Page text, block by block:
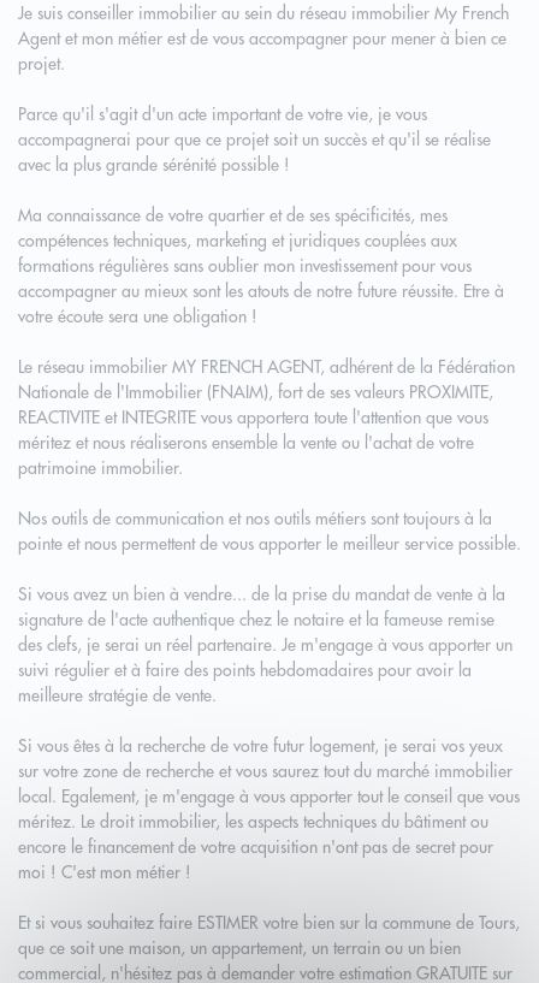
Je suis conseiller immobilier au sein du réseau immobilier My French
Agent et mon métier est de vous accompagner pour mener à bien ce
projet.
Parce qu'il s'agit d'un acte important de votre vie, je vous
accompagnerai pour que ce projet soit un succès et qu'il se réalise
avec la plus grande sérénité possible !
Ma connaissance de votre quartier et de ses spécificités, mes
compétences techniques, marketing et juridiques couplées aux
formations régulières sans oublier mon investissement pour vous
accompagner au mieux sont les atouts de notre future réussite. Etre à
votre écoute sera une obligation !
Le réseau immobilier MY FRENCH AGENT, adhérent de la Fédération
Nationale de l'Immobilier (FNAIM), fort de ses valeurs PROXIMITE,
REACTIVITE et INTEGRITE vous apportera toute l'attention que vous
méritez et nous réaliserons ensemble la vente ou l'achat de votre
patrimoine immobilier.
Nos outils de communication et nos outils métiers sont toujours à la
pointe et nous permettent de vous apporter le meilleur service possible.
Si vous avez un bien à vendre... de la prise du mandat de vente à la
signature de l'acte authentique chez le notaire et la fameuse remise
des clefs, je serai un réel partenaire. Je m'engage à vous apporter un
suivi régulier et à faire des points hebdomadaires pour avoir la
meilleure stratégie de vente.
Si vous êtes à la recherche de votre futur logement, je serai vos yeux
sur votre zone de recherche et vous saurez tout du marché immobilier
local. Egalement, je m'engage à vous apporter tout le conseil que vous
méritez. Le droit immobilier, les aspects techniques du bâtiment ou
encore le financement de votre acquisition n'ont pas de secret pour
moi ! C'est mon métier !
Et si vous souhaitez faire ESTIMER votre bien sur la commune de Tours,
que ce soit une maison, un appartement, un terrain ou un bien
commercial, n'hésitez pas à demander votre estimation GRATUITE sur